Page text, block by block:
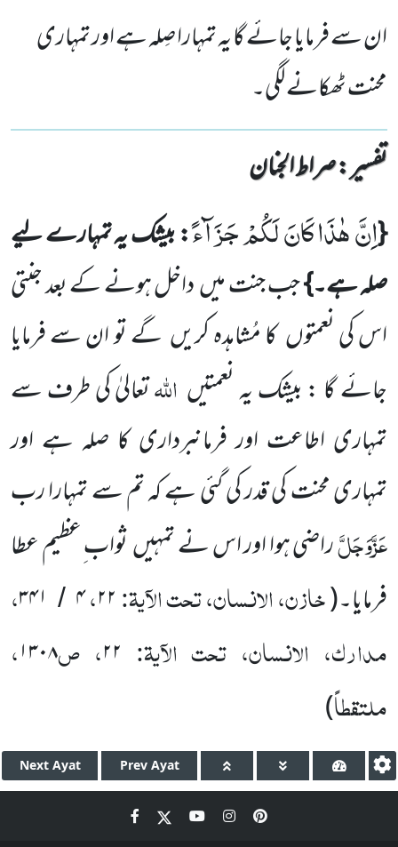
ان سے فرمایا جائے گا یہ تمہارا صِلہ ہے اور تمہاری
محنت ٹھکانے لگی۔
تفسیر : ‎صراط الجنان
{اِنَّ هٰذَا كَانَ لَكُمْ جَزَآءً: بیشک یہ تمہارے لیے
صلہ ہے۔}جب جنت میںداخل ہونے کے بعد جنتی
اس کی نعمتوںکامُشاہدہ کریں گے تو ان سے فرمایا
جائے گا : بیشک یہ نعمتیں اللّٰہتعالیٰ کی طرف سے
تمہاری اطاعت اور فرمانبرداری کا صلہ ہے اور
تمہاری محنت کی قدر کی گئی ہے کہ تم سے تمہارا رب
عَزَّوَجَلَّراضی ہوا اور اس نے تمہیںثواب ِعظیم عطا
فرمایا۔(خازن، الانسان، تحت الآیۃ:۲۲،۴ / ۳۴۱،
مدارک، الانسان، تحت الآیۃ: ۲۲، ص۱۳۰۸،
ملتقطاً)
Next Ayat Prev Ayat